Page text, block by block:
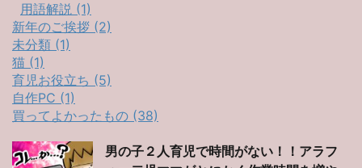
用語解説 (1)
新年のご挨拶 (2)
未分類 (1)
猫 (1)
育児お役立ち (5)
自作PC (1)
買ってよかったもの (38)
男の子２人育児で時間がない！！アラフ